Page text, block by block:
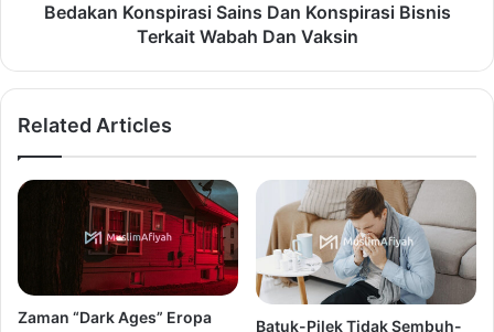
Bedakan Konspirasi Sains Dan Konspirasi Bisnis
Terkait Wabah Dan Vaksin
Related Articles
Zaman “Dark Ages” Eropa
Batuk-Pilek Tidak Sembuh-